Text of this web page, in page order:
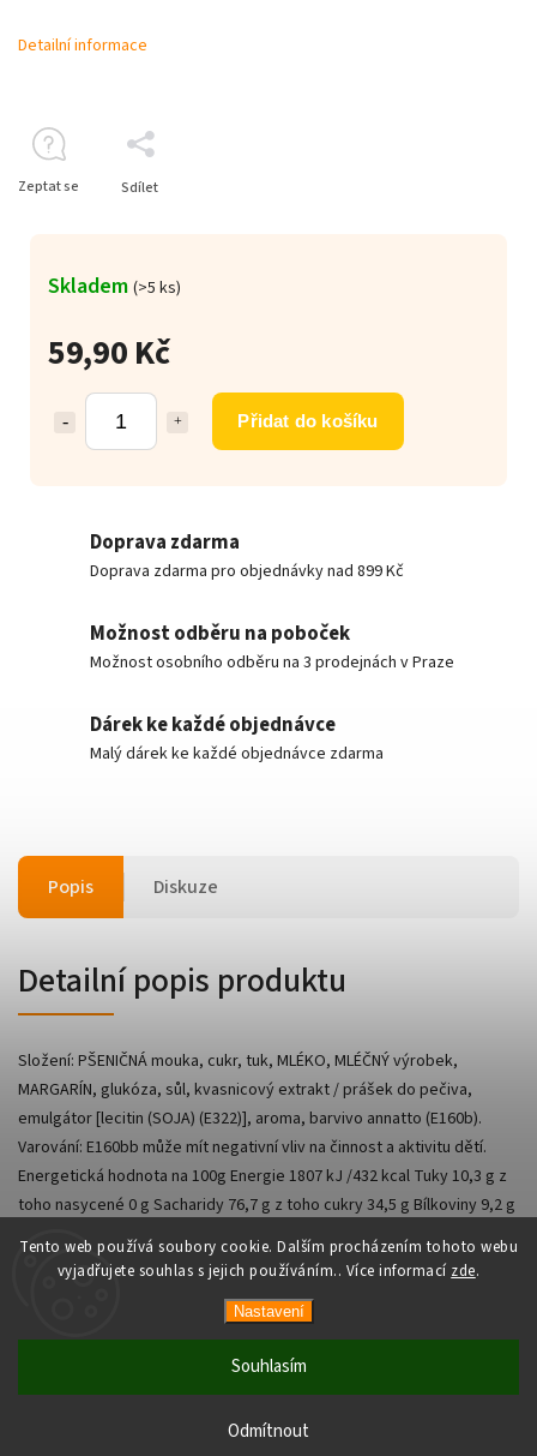
Tento web používá soubory cookie. Dalším procházením tohoto webu
vyjadřujete souhlas s jejich používáním.. Více informací zde.
Nastavení
Odmítnout
Souhlasím
59,90 Kč
Přidat do košíku
Skladem (>5 ks)
Detailní informace
Zeptat se Sdílet
Doprava zdarma
Doprava zdarma pro objednávky nad 899 Kč
Možnost odběru na poboček
Možnost osobního odběru na 3 prodejnách v Praze
Dárek ke každé objednávce
Malý dárek ke každé objednávce zdarma
Popis Diskuze
Detailní popis produktu
Složení: PŠENIČNÁ mouka, cukr, tuk, MLÉKO, MLÉČNÝ výrobek,
MARGARÍN, glukóza, sůl, kvasnicový extrakt / prášek do pečiva,
emulgátor [lecitin (SOJA) (E322)], aroma, barvivo annatto (E160b).
Varování: E160bb může mít negativní vliv na činnost a aktivitu dětí.
Energetická hodnota na 100g Energie 1807 kJ /432 kcal Tuky 10,3 g z
toho nasycené 0 g Sacharidy 76,7 g z toho cukry 34,5 g Bílkoviny 9,2 g
AsianShop
VytvořilShoptet | Design